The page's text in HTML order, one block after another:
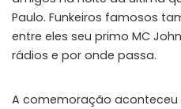
Paulo. Funkeiros famosos
entre eles seu primo MC
rádios e por onde passa.
A comemoração aconteceu